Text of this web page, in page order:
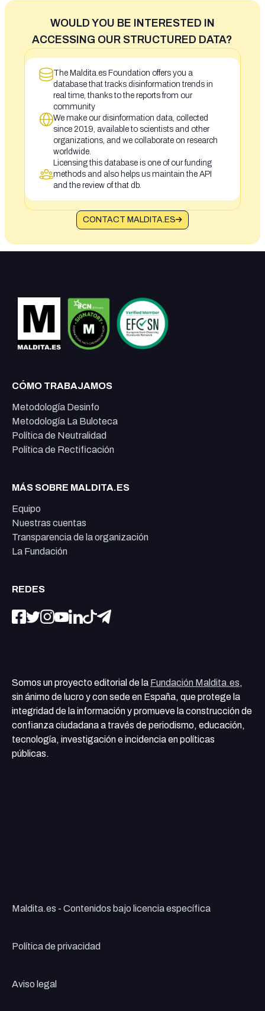
WOULD YOU BE INTERESTED IN
ACCESSING OUR STRUCTURED DATA?
The Maldita.es Foundation offers you a
database that tracks disinformation trends in
real time, thanks to the reports from our
community
We make our disinformation data, collected
since 2019, available to scientists and other
organizations, and we collaborate on research
worldwide.
Licensing this database is one of our funding
methods and also helps us maintain the API
and the review of that db.
CONTACT MALDITA.ES
CÓMO TRABAJAMOS
Metodología Desinfo
Metodología La Buloteca
Política de Neutralidad
Política de Rectificación
MÁS SOBRE MALDITA.ES
Equipo
Nuestras cuentas
Transparencia de la organización
La Fundación
REDES
Somos un proyecto editorial de la Fundación Maldita.es,
sin ánimo de lucro y con sede en España, que protege la
integridad de la información y promueve la construcción de
confianza ciudadana a través de periodismo, educación,
tecnología, investigación e incidencia en políticas
públicas.
Maldita.es - Contenidos bajo licencia específica
Política de privacidad
Aviso legal